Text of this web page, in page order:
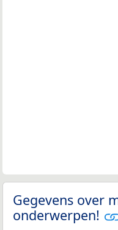
Gegevens over
onderwerpen!